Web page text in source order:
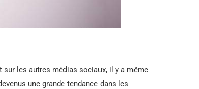
les autres médias sociaux, il y a même
une grande tendance dans les